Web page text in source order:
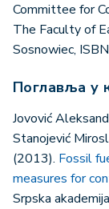
Committee for
The Faculty of
Sosnowiec,
Поглавља у
Jovović
Stanojević
(2013). Fossil
measures for
Srpska